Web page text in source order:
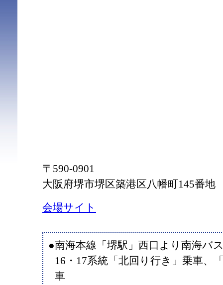
〒590-0901
大阪府堺市堺区築港区八幡町145番地
会場サイト
●南海本線「堺駅」西口より南海バ
16・17系統「北回り行き」乗車、
車